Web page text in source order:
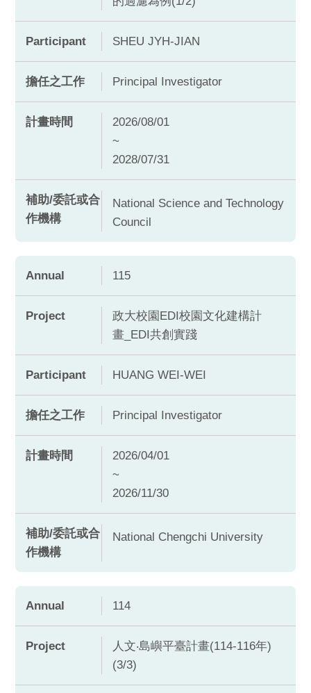
Participant SHEU JYH-JIAN
擔任之工作 Principal Investigator
計畫時間
2026/08/01
~
2028/07/31
補助/委託或合
作機構
National Science and Technology
Council
Annual 115
Project
政大校園EDI校園文化建構計
畫_EDI共創實踐
Participant HUANG WEI-WEI
擔任之工作 Principal Investigator
計畫時間
2026/04/01
~
2026/11/30
補助/委託或合
作機構
National Chengchi University
Annual 114
Project
人文‧島嶼平臺計畫(114-116年)
(3/3)